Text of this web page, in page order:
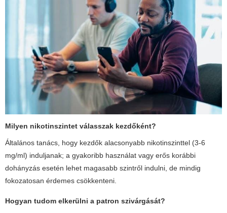
Milyen nikotinszintet válasszak kezdőként?
Általános tanács, hogy kezdők alacsonyabb nikotinszinttel (3-6
mg/ml) induljanak; a gyakoribb használat vagy erős korábbi
dohányzás esetén lehet magasabb szintről indulni, de mindig
fokozatosan érdemes csökkenteni.
Hogyan tudom elkerülni a patron szivárgását?